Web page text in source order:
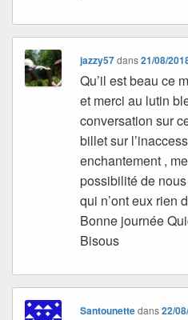
jazzy57dans21/08/
Qu’il est beau ce
et merci au lutin
conversation sur
billet sur
enchantement ,
possibilité de
qui n’ont eux rien
Bonne journée
Bisous
Santounettedans22/